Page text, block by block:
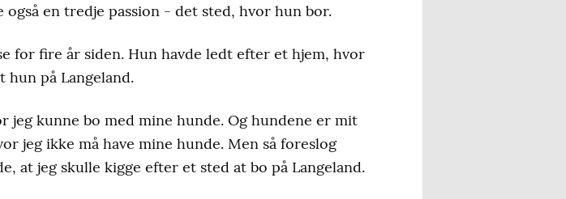
en tredje passion - det sted, hvor hun bor.
for fire år siden. Hun havde ledt efter et hjem, hvor
hun på Langeland.
jeg kunne bo med mine hunde. Og hundene er mit
jeg ikke må have mine hunde. Men så foreslog
at jeg skulle kigge efter et sted at bo på Langeland.